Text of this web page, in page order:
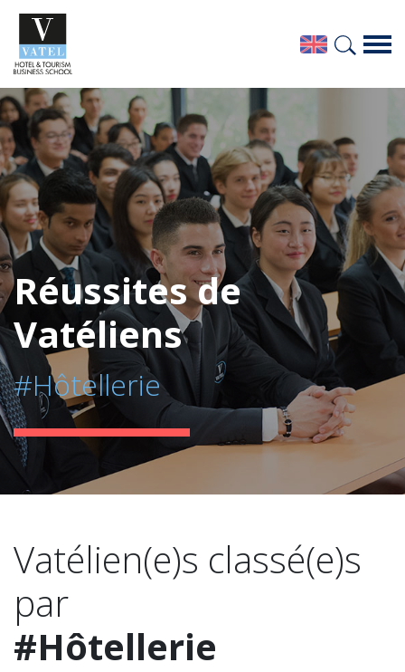
Réussites de
Vatéliens
#Hôtellerie
Vatélien(e)s classé(e)s
par
#Hôtellerie